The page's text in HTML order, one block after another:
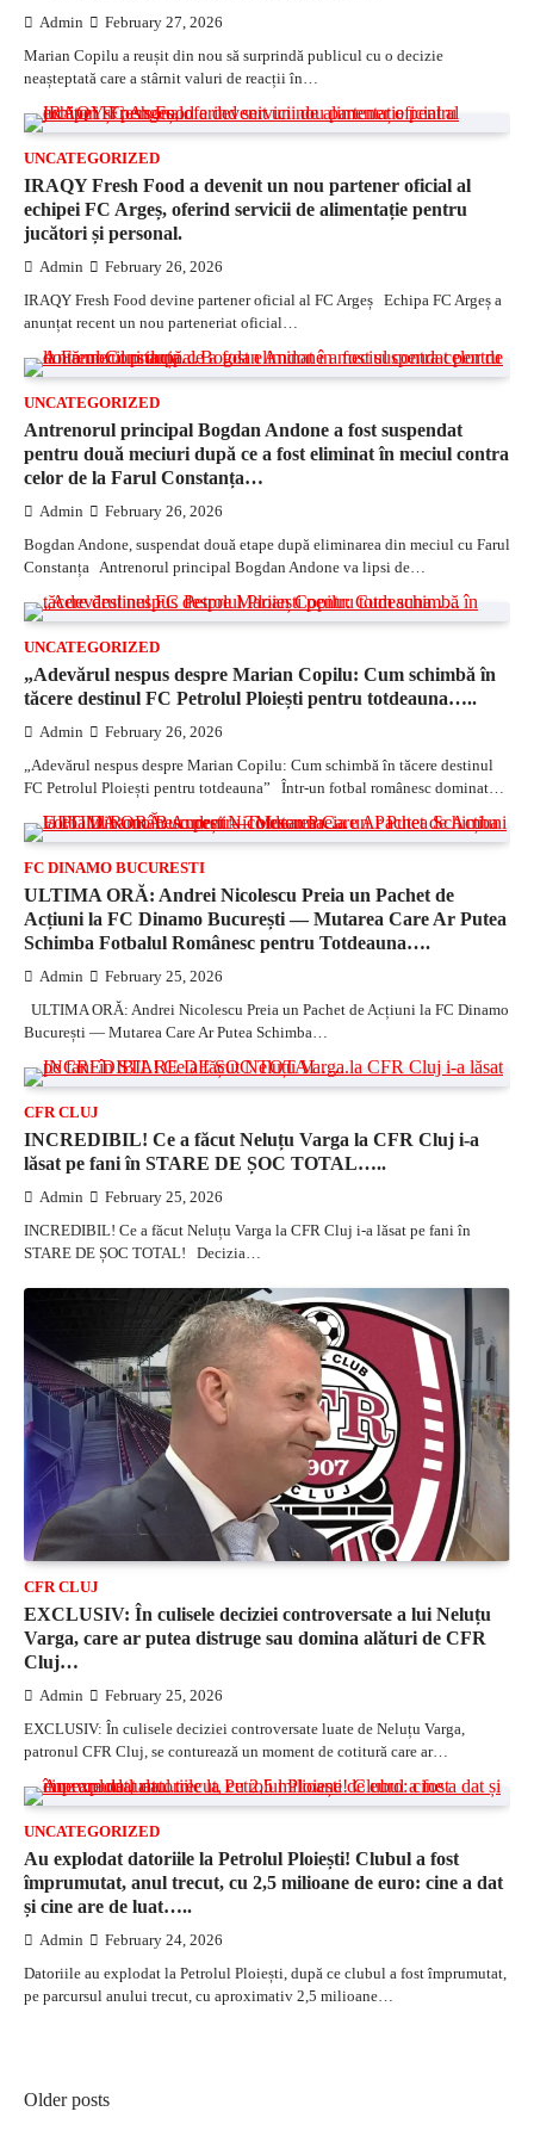
Admin February 27, 2026
Marian Copilu a reușit din nou să surprindă publicul cu o decizie
neașteptată care a stârnit valuri de reacții în…
UNCATEGORIZED
IRAQY Fresh Food a devenit un nou partener oficial al
echipei FC Argeș, oferind servicii de alimentație pentru
jucători și personal.
Admin February 26, 2026
IRAQY Fresh Food devine partener oficial al FC Argeș Echipa FC Argeș a
anunțat recent un nou parteneriat oficial…
UNCATEGORIZED
Antrenorul principal Bogdan Andone a fost suspendat
pentru două meciuri după ce a fost eliminat în meciul contra
celor de la Farul Constanța…
Admin February 26, 2026
Bogdan Andone, suspendat două etape după eliminarea din meciul cu Farul
Constanța Antrenorul principal Bogdan Andone va lipsi de…
UNCATEGORIZED
„Adevărul nespus despre Marian Copilu: Cum schimbă în
tăcere destinul FC Petrolul Ploiești pentru totdeauna…..
Admin February 26, 2026
„Adevărul nespus despre Marian Copilu: Cum schimbă în tăcere destinul
FC Petrolul Ploiești pentru totdeauna” Într-un fotbal românesc dominat…
FC DINAMO BUCURESTI
ULTIMA ORĂ: Andrei Nicolescu Preia un Pachet de
Acțiuni la FC Dinamo București — Mutarea Care Ar Putea
Schimba Fotbalul Românesc pentru Totdeauna….
Admin February 25, 2026
ULTIMA ORĂ: Andrei Nicolescu Preia un Pachet de Acțiuni la FC Dinamo
București — Mutarea Care Ar Putea Schimba…
CFR CLUJ
INCREDIBIL! Ce a făcut Neluțu Varga la CFR Cluj i-a
lăsat pe fani în STARE DE ȘOC TOTAL…..
Admin February 25, 2026
INCREDIBIL! Ce a făcut Neluțu Varga la CFR Cluj i-a lăsat pe fani în
STARE DE ȘOC TOTAL! Decizia…
CFR CLUJ
EXCLUSIV: În culisele deciziei controversate a lui Neluțu
Varga, care ar putea distruge sau domina alături de CFR
Cluj…
Admin February 25, 2026
EXCLUSIV: În culisele deciziei controversate luate de Neluțu Varga,
patronul CFR Cluj, se conturează un moment de cotitură care ar…
UNCATEGORIZED
Au explodat datoriile la Petrolul Ploiești! Clubul a fost
împrumutat, anul trecut, cu 2,5 milioane de euro: cine a dat
și cine are de luat…..
Admin February 24, 2026
Datoriile au explodat la Petrolul Ploiești, după ce clubul a fost împrumutat,
pe parcursul anului trecut, cu aproximativ 2,5 milioane…
Posts
Older posts